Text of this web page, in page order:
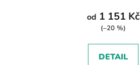
od 1 151 Kč
(–20 %)
DETAIL